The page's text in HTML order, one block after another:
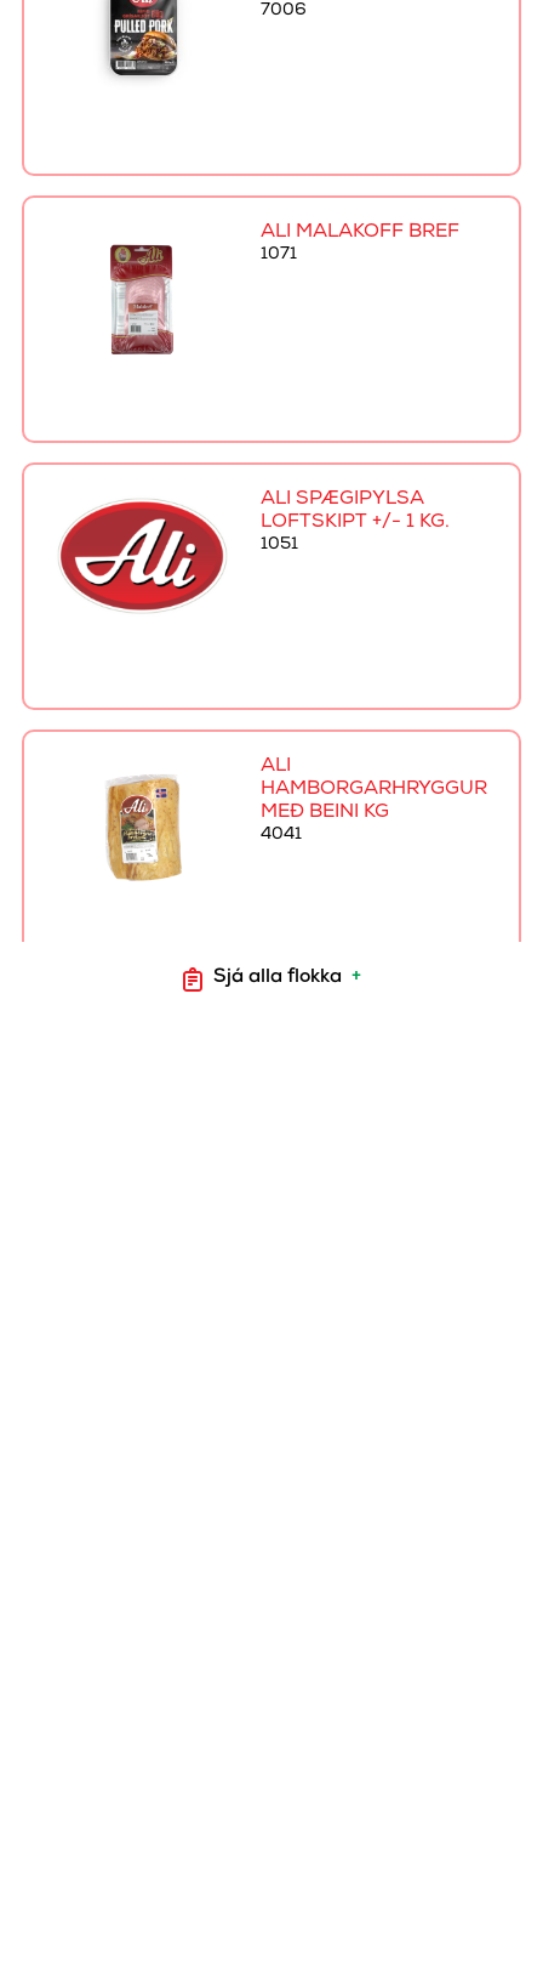
Sjá alla flokka +
7006
ALI MALAKOFF BRÉF
1071
ALI SPÆGIPYLSA
LOFTSKIPT +/- 1 KG.
1051
ALI
HAMBORGARHRYGGUR
MEÐ BEINI KG
4041